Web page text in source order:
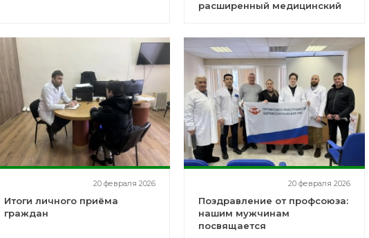
расширенный медицинский
20 февраля 2026
Итоги личного приёма
граждан
20 февраля 2026
Поздравление от профсоюза:
нашим мужчинам
посвящается